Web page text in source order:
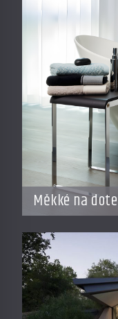
Měkké na